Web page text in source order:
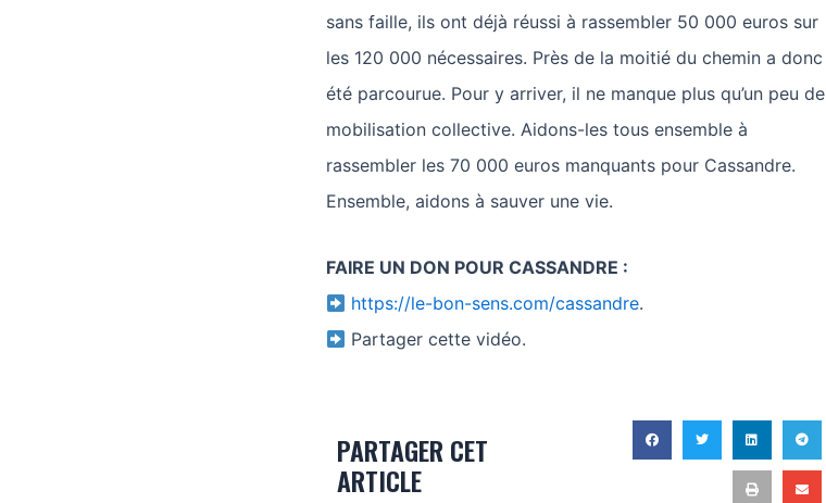
sans faille, ils ont déjà réussi à rassembler 50 000 euros sur
les 120 000 nécessaires. Près de la moitié du chemin a donc
été parcourue. Pour y arriver, il ne manque plus qu’un peu de
mobilisation collective. Aidons-les tous ensemble à
rassembler les 70 000 euros manquants pour Cassandre.
Ensemble, aidons à sauver une vie.
FAIRE UN DON POUR CASSANDRE :
https://le-bon-sens.com/cassandre.
Partager cette vidéo.
PARTAGER CET
ARTICLE